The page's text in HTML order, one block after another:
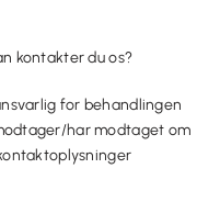
kontakter du os?
for behandlingen
har modtaget om